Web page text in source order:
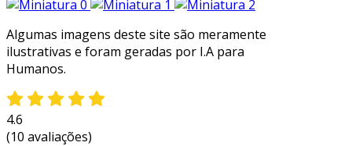
Algumas imagens deste site são meramente
ilustrativas e foram geradas por I.A para
Humanos.
4.6
(10 avaliações)